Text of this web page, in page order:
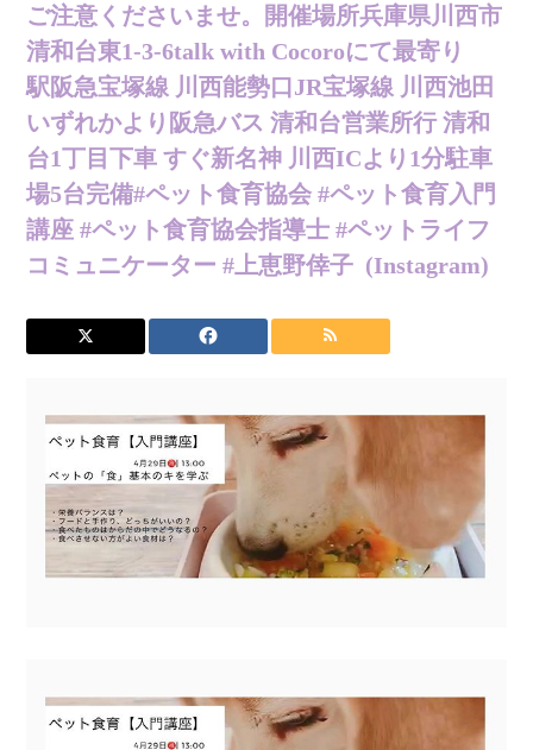
ご注意くださいませ。 開催場所 兵庫県川西市
清和台東1-3-6 talk with Cocoroにて 最寄り
駅 阪急宝塚線 川西能勢口 JR宝塚線 川西池田
いずれかより 阪急バス 清和台営業所行 清和
台1丁目下車 すぐ 新名神 川西ICより1分 駐車
場5台完備 #ペット食育協会 #ペット食育入門
講座 #ペット食育協会指導士 #ペットライフ
コミュニケーター #上恵野倖子 (Instagram)